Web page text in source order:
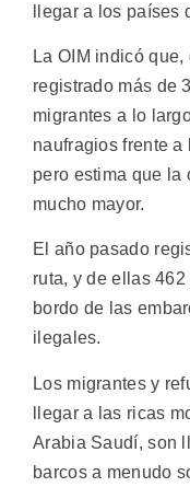
llegar a los países
La OIM indicó
registrado más de
migrantes a lo
naufragios frente a
pero estima que la
mucho mayor.
El año pasado
ruta, y de ellas
bordo de las
ilegales.
Los migrantes y
llegar a las ricas
Arabia Saudí, son
barcos a menudo